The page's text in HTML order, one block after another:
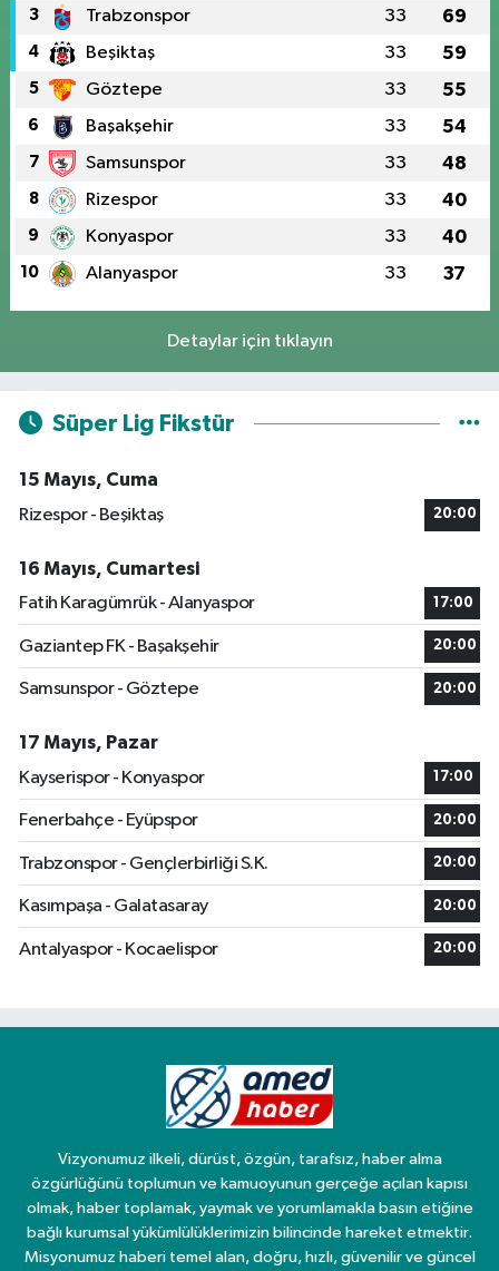
3 Trabzonspor 33 69
4 Beşiktaş 33 59
5 Göztepe 33 55
6 Başakşehir 33 54
7 Samsunspor 33 48
8 Rizespor 33 40
9 Konyaspor 33 40
10 Alanyaspor 33 37
Detaylar için tıklayın
Süper Lig Fikstür
15 Mayıs, Cuma
Rizespor - Beşiktaş
20:00
16 Mayıs, Cumartesi
Fatih Karagümrük - Alanyaspor
17:00
Gaziantep FK - Başakşehir 20:00
Samsunspor - Göztepe 20:00
17 Mayıs, Pazar
Kayserispor - Konyaspor
17:00
Fenerbahçe - Eyüpspor 20:00
Trabzonspor - Gençlerbirliği S.K. 20:00
Kasımpaşa - Galatasaray 20:00
Antalyaspor - Kocaelispor 20:00
Vizyonumuz ilkeli, dürüst, özgün, tarafsız, haber alma
özgürlüğünü toplumun ve kamuoyunun gerçeğe açılan kapısı
olmak, haber toplamak, yaymak ve yorumlamakla basın etiğine
bağlı kurumsal yükümlülüklerimizin bilincinde hareket etmektir.
Misyonumuz haberi temel alan, doğru, hızlı, güvenilir ve güncel